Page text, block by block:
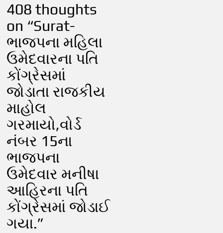
408 thoughts
on “Surat-
ભાજપના મહિલા
ઉમેદવારના પતિ
કોંગ્રેસમાં
જોડાતા રાજકીય
માહોલ
ગરમાયો,વોર્ડ
નંબર 15ના
ભાજપના
ઉમેદવાર મનીષા
આહિરના પતિ
કોંગ્રેસમાં જોડાઈ
ગયા.”